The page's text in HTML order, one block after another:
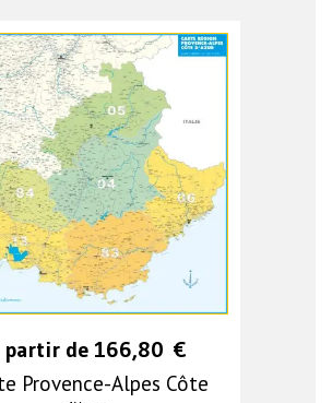
partir de 166,80 €
Provence-Alpes Côte